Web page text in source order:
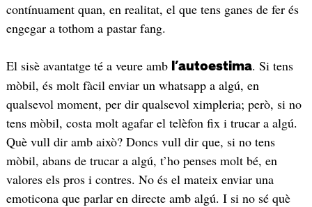
contínuament quan, en realitat, el que tens ganes de fer és
engegar a tothom a pastar fang.
El sisè avantatge té a veure amb l’autoestima. Si tens
mòbil, és molt fàcil enviar un whatsapp a algú, en
qualsevol moment, per dir qualsevol ximpleria; però, si no
tens mòbil, costa molt agafar el telèfon fix i trucar a algú.
Què vull dir amb això? Doncs vull dir que, si no tens
mòbil, abans de trucar a algú, t’ho penses molt bé, en
valores els pros i contres. No és el mateix enviar una
emoticona que parlar en directe amb algú. I si no sé què